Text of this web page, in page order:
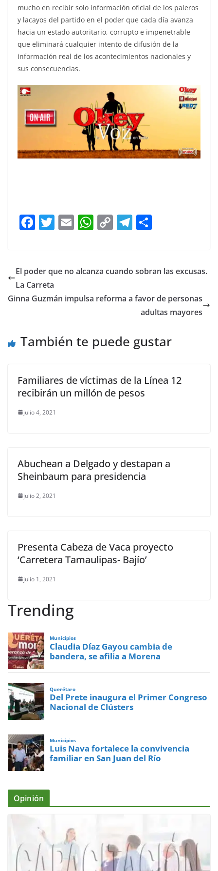
mucho en recibir solo información oficial de los paleros
y lacayos del partido en el poder que cada día avanza
hacia un estado autoritario, corrupto e impenetrable
que eliminará cualquier intento de difusión de la
información real de los acontecimientos nacionales y
sus consecuencias.
F
a
e
b
o
T
w
er
E
m
l
W
h
s
p
C
o
y
n
T
el
gr
m
e
El poder que no alcanza cuando sobran las excusas.
La Carreta
Ginna Guzmán impulsa reforma a favor de personas
adultas mayores
También te puede gustar
Familiares de víctimas de la Línea 12
recibirán un millón de pesos
julio 4, 2021
Abuchean a Delgado y destapan a
Sheinbaum para presidencia
julio 2, 2021
Presenta Cabeza de Vaca proyecto
‘Carretera Tamaulipas- Bajío’
julio 1, 2021
Trending
Municipios
Claudia Díaz Gayou cambia de
bandera, se afilia a Morena
Querétaro
Del Prete inaugura el Primer Congreso
Nacional de Clústers
Municipios
Luis Nava fortalece la convivencia
familiar en San Juan del Río
Opinión